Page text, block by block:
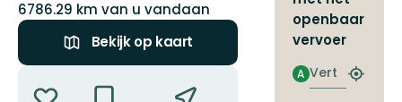
6786.29 km van u vandaan
Bekijk op kaart
openbaar
vervoer
Vertrek
A
Zoek